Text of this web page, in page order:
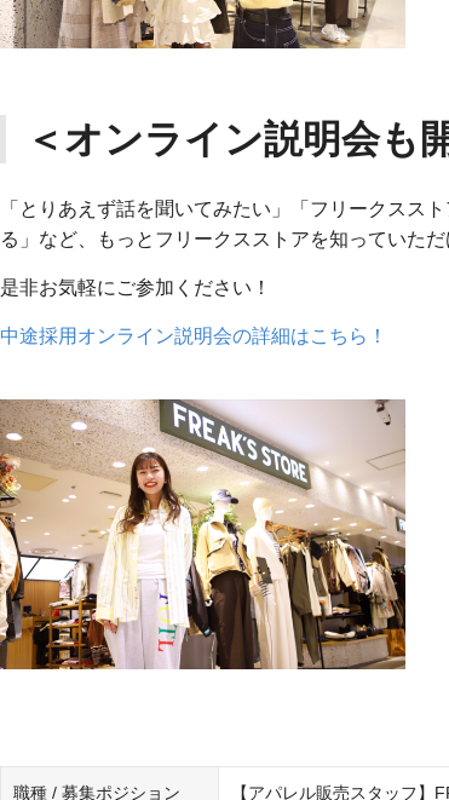
＜オンライン説明会も
「とりあえず話を聞いてみたい」「フリークスス
る」など、もっとフリークスストアを知っていただ
是非お気軽にご参加ください！
中途採用オンライン説明会の詳細はこちら！
職種 / 募集ポジション 【アパレル販売スタッフ】